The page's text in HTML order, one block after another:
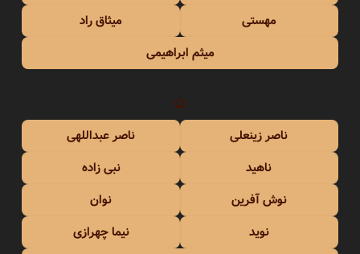
مهستی
میثاق راد
میثم ابراهیمی
ن
ناصر زینعلی
ناصر عبداللهی
ناهید
نبی زاده
نوش آفرین
نوان
نوید
نیما چهرازی